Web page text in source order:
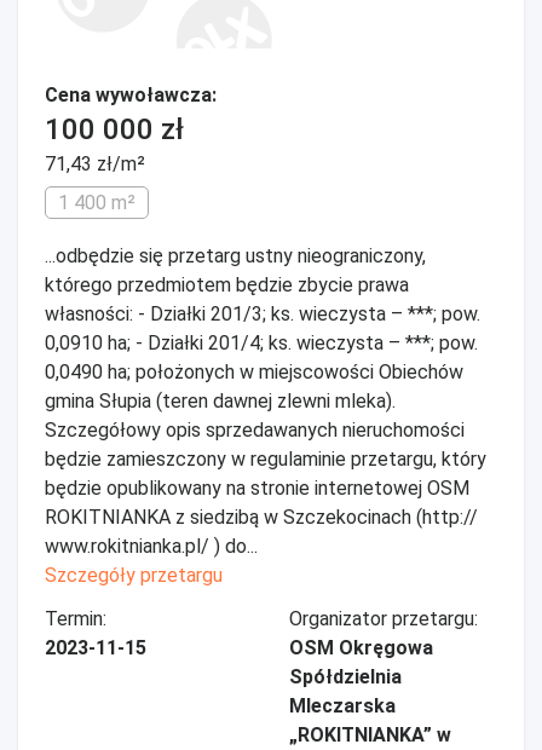
Cena wywoławcza:
100 000 zł
71,43 zł/m²
1 400 m²
...odbędzie się przetarg ustny nieograniczony,
którego przedmiotem będzie zbycie prawa
własności: - Działki 201/3; ks. wieczysta – ***; pow.
0,0910 ha; - Działki 201/4; ks. wieczysta – ***; pow.
0,0490 ha; położonych w miejscowości Obiechów
gmina Słupia (teren dawnej zlewni mleka).
Szczegółowy opis sprzedawanych nieruchomości
będzie zamieszczony w regulaminie przetargu, który
będzie opublikowany na stronie internetowej OSM
ROKITNIANKA z siedzibą w Szczekocinach (http://
www.rokitnianka.pl/ ) do...
Szczegóły przetargu
Termin:
2023-11-15
Organizator przetargu:
OSM Okręgowa
Spółdzielnia
Mleczarska
„ROKITNIANKA” w